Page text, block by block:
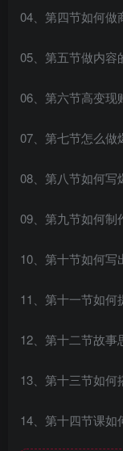
04、第四节如何做
05、第五节做内容
06、第六节高变现
07、第七节怎么做
08、第八节如何写
09、第九节如何制
10、第十节如何写
11、第十一节如何
12、第十二节故
13、第十三节如何
14、第十四节课